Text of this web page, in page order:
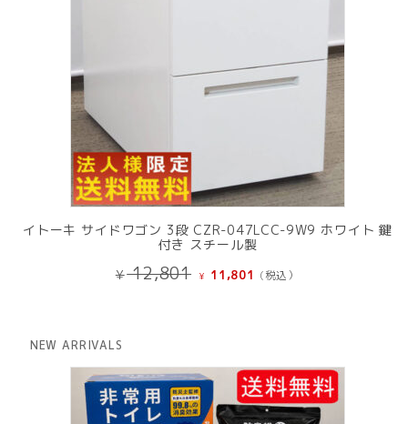
イトーキ サイドワゴン 3段 CZR-047LCC-9W9 ホワイト 鍵
付き スチール製
¥12,801 元
で
し
た。
¥ 11,801 現
¥ 11,801
で
す。
(税込）
NEW ARRIVALS